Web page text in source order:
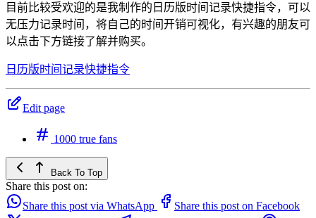
目前比较受欢迎的是我制作的日历版时间记录快捷指令，可以
无压力记录时间，将自己的时间开销可视化，有兴趣的朋友可
以点击下方链接了解并购买。
日历版时间记录快捷指令
Edit page
1000 true fans
Back To Top
Share this post on:
Share this post via WhatsApp
Share this post on Facebook